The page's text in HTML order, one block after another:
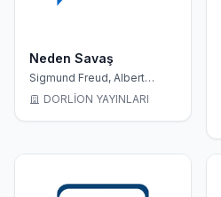
Neden Savaş
Sigmund Freud, Albert
Einstein, Faruk Özdem
Yıldırım
DORLİON YAYINLARI